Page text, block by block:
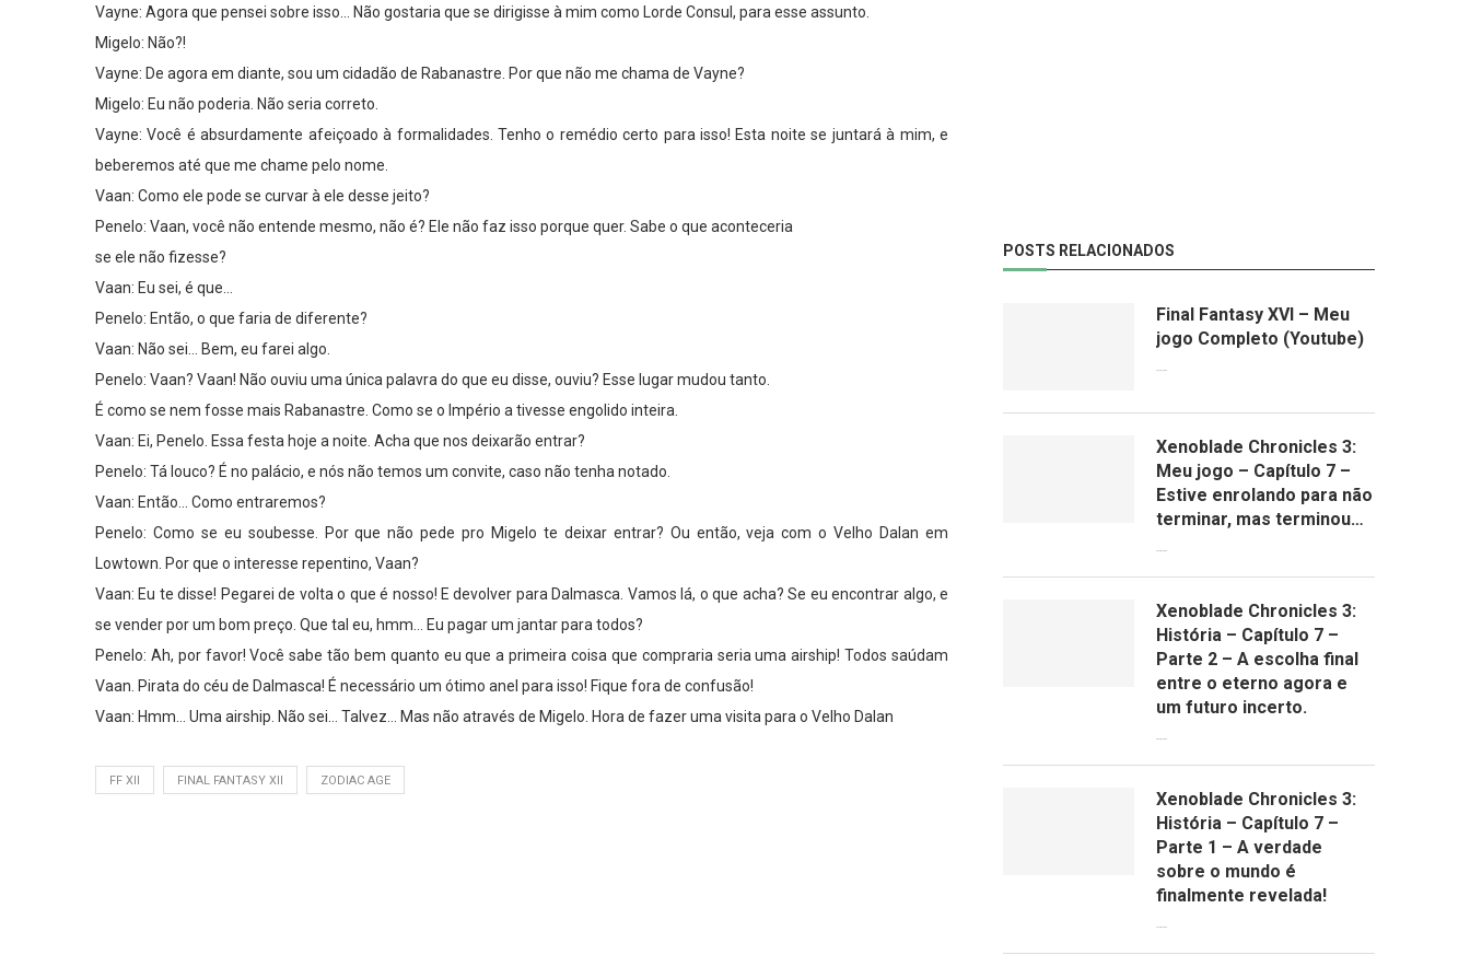
Vayne: Agora que pensei sobre isso… Não gostaria que se dirigisse à mim como Lorde Consul, para esse assunto.
Migelo: Não?!
Vayne: De agora em diante, sou um cidadão de Rabanastre. Por que não me chama de Vayne?
Migelo: Eu não poderia. Não seria correto.
Vayne: Você é absurdamente afeiçoado à formalidades. Tenho o remédio certo para isso! Esta noite se juntará à mim, e
beberemos até que me chame pelo nome.
Vaan: Como ele pode se curvar à ele desse jeito?
Penelo: Vaan, você não entende mesmo, não é? Ele não faz isso porque quer. Sabe o que aconteceria
se ele não fizesse?
Vaan: Eu sei, é que…
Penelo: Então, o que faria de diferente?
Vaan: Não sei… Bem, eu farei algo.
Penelo: Vaan? Vaan! Não ouviu uma única palavra do que eu disse, ouviu? Esse lugar mudou tanto.
É como se nem fosse mais Rabanastre. Como se o Império a tivesse engolido inteira.
Vaan: Ei, Penelo. Essa festa hoje a noite. Acha que nos deixarão entrar?
Penelo: Tá louco? É no palácio, e nós não temos um convite, caso não tenha notado.
Vaan: Então… Como entraremos?
Penelo: Como se eu soubesse. Por que não pede pro Migelo te deixar entrar? Ou então, veja com o Velho Dalan em
Lowtown. Por que o interesse repentino, Vaan?
Vaan: Eu te disse! Pegarei de volta o que é nosso! E devolver para Dalmasca. Vamos lá, o que acha? Se eu encontrar algo, e
se vender por um bom preço. Que tal eu, hmm… Eu pagar um jantar para todos?
Penelo: Ah, por favor! Você sabe tão bem quanto eu que a primeira coisa que compraria seria uma airship! Todos saúdam
Vaan. Pirata do céu de Dalmasca! É necessário um ótimo anel para isso! Fique fora de confusão!
Vaan: Hmm… Uma airship. Não sei… Talvez… Mas não através de Migelo. Hora de fazer uma visita para o Velho Dalan
FF XII FINAL FANTASY XII ZODIAC AGE
POSTS RELACIONADOS
Final Fantasy XVI – Meu
jogo Completo (Youtube)
Xenoblade Chronicles 3:
Meu jogo – Capítulo 7 –
Estive enrolando para não
terminar, mas terminou…
Xenoblade Chronicles 3:
História – Capítulo 7 –
Parte 2 – A escolha final
entre o eterno agora e
um futuro incerto.
Xenoblade Chronicles 3:
História – Capítulo 7 –
Parte 1 – A verdade
sobre o mundo é
finalmente revelada!